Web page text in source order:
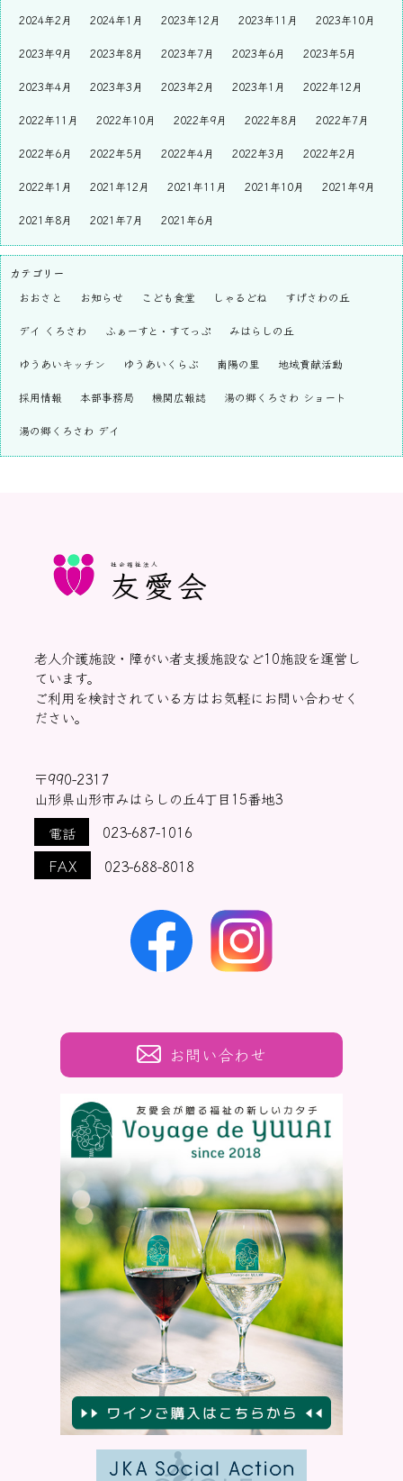
2024年2月 2024年1月 2023年12月 2023年11月 2023年10月
2023年9月 2023年8月 2023年7月 2023年6月 2023年5月
2023年4月 2023年3月 2023年2月 2023年1月 2022年12月
2022年11月 2022年10月 2022年9月 2022年8月 2022年7月
2022年6月 2022年5月 2022年4月 2022年3月 2022年2月
2022年1月 2021年12月 2021年11月 2021年10月 2021年9月
2021年8月 2021年7月 2021年6月
カテゴリー
おおさと
お知らせ こども食堂 しゃるどね すげさわの丘
デイ くろさわ ふぁーすと・すてっぷ みはらしの丘
ゆうあいキッチン ゆうあいくらぶ 南陽の里 地域貢献活動
採用情報 本部事務局 機関広報誌 湯の郷くろさわ ショート
湯の郷くろさわ デイ
社会福祉法人
友愛会
老人介護施設・障がい者支援施設など10施設を運営し
ています。
ご利用を検討されている方はお気軽にお問い合わせく
ださい。
〒990-2317
山形県山形市みはらしの丘4丁目15番地3
電話
023-687-1016
FAX
023-688-8018
お問い合わせ